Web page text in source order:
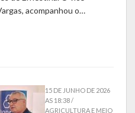
acompanhou o…
15 DE JUNHO DE 2026
AS 18:38 /
AGRICULTURA E MEIO